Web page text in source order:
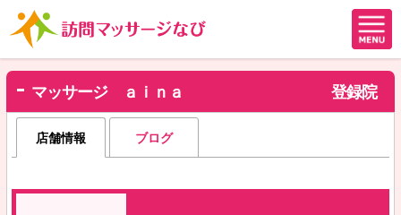
マッサージ ａｉｎａ 登録院
店舗情報 ブログ